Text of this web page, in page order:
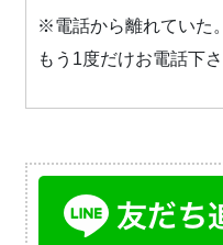
※電話から離れていた
もう1度だけお電話下